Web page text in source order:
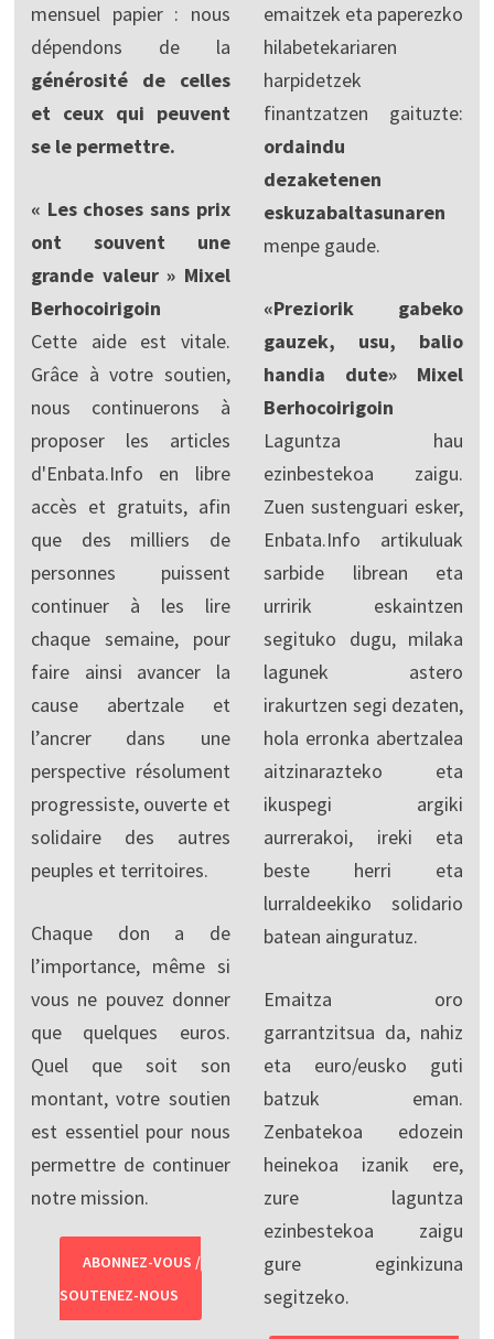
mensuel papier : nous
dépendons de la
générosité de celles
et ceux qui peuvent
se le permettre.
« Les choses sans prix
ont souvent une
grande valeur » Mixel
Berhocoirigoin
Cette aide est vitale.
Grâce à votre soutien,
nous continuerons à
proposer les articles
d'Enbata.Info en libre
accès et gratuits, afin
que des milliers de
personnes puissent
continuer à les lire
chaque semaine, pour
faire ainsi avancer la
cause abertzale et
l’ancrer dans une
perspective résolument
progressiste, ouverte et
solidaire des autres
peuples et territoires.
Chaque don a de
l’importance, même si
vous ne pouvez donner
que quelques euros.
Quel que soit son
montant, votre soutien
est essentiel pour nous
permettre de continuer
notre mission.
ABONNEZ-VOUS /
SOUTENEZ-NOUS
emaitzek eta paperezko
hilabetekariaren
harpidetzek
finantzatzen gaituzte:
ordaindu
dezaketenen
eskuzabaltasunaren
menpe gaude.
«Preziorik gabeko
gauzek, usu, balio
handia dute» Mixel
Berhocoirigoin
Laguntza hau
ezinbestekoa zaigu.
Zuen sustenguari esker,
Enbata.Info artikuluak
sarbide librean eta
urririk eskaintzen
segituko dugu, milaka
lagunek astero
irakurtzen segi dezaten,
hola erronka abertzalea
aitzinarazteko eta
ikuspegi argiki
aurrerakoi, ireki eta
beste herri eta
lurraldeekiko solidario
batean ainguratuz.
Emaitza oro
garrantzitsua da, nahiz
eta euro/eusko guti
batzuk eman.
Zenbatekoa edozein
heinekoa izanik ere,
zure laguntza
ezinbestekoa zaigu
gure eginkizuna
segitzeko.